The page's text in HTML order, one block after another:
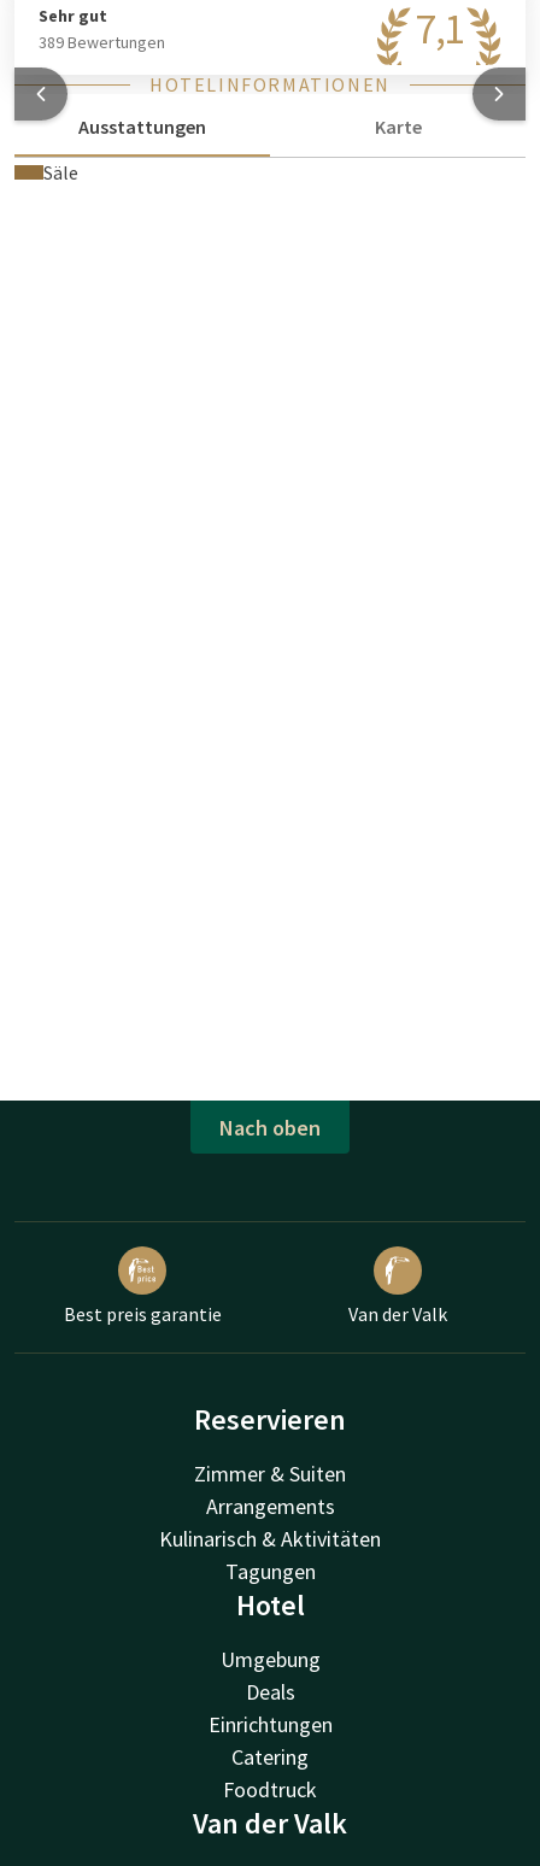
7,1
Sehr gut
389 Bewertungen
HOTELINFORMATIONEN
Ausstattungen
Karte
Säle
Nach oben
Best preis garantie Van der Valk
Reservieren
Zimmer & Suiten
Arrangements
Kulinarisch & Aktivitäten
Tagungen
Hotel
Umgebung
Deals
Einrichtungen
Catering
Foodtruck
Van der Valk